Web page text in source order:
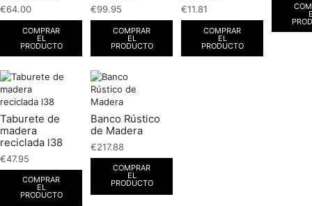
€64.00
COMPRAR
EL
PRODUCTO
€99.95
COMPRAR
EL
PRODUCTO
€11.81
COMPRAR
EL
PRODUCTO
Taburete de
madera
reciclada l38
€47.95
COMPRAR
EL
PRODUCTO
Banco Rústico
de Madera
€217.88
COMPRAR
EL
PRODUCTO